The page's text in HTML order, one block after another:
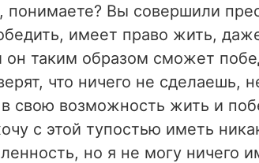
понимаете? Вы совершили
имеет право жить,
он таким образом сможет
что ничего не сделаешь,
свою возможность жить и
с этой тупостью иметь
но я не могу ничего